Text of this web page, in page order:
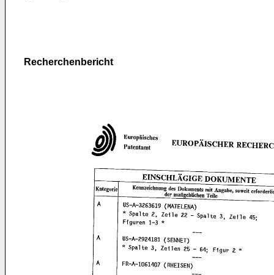
Recherchenbericht